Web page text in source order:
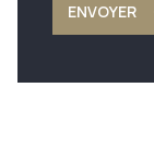
ENVOYER